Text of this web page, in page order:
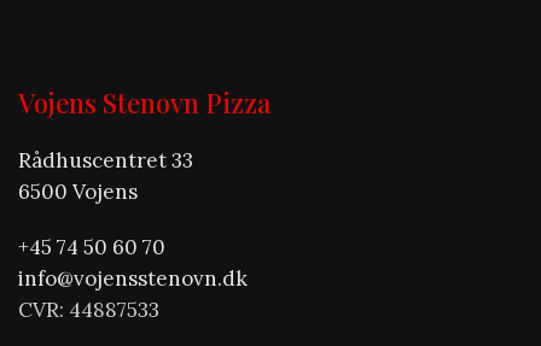
Vojens Stenovn Pizza
Rådhuscentret 33
6500 Vojens
+45 74 50 60 70
info@vojensstenovn.dk
CVR: 44887533